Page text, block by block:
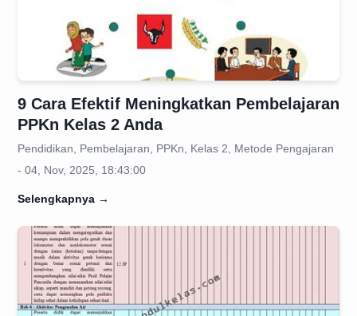
9 Cara Efektif Meningkatkan Pembelajaran
PPKn Kelas 2 Anda
Pendidikan, Pembelajaran, PPKn, Kelas 2, Metode Pengajaran
- 04, Nov, 2025, 18:43:00
Selengkapnya →